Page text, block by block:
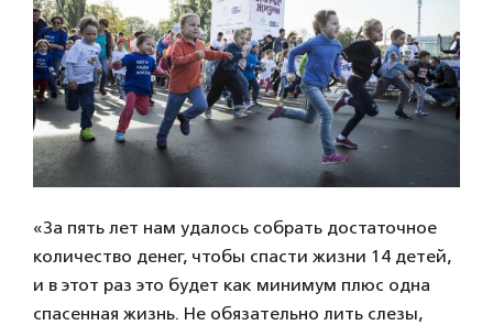
«За пять лет нам удалось собрать достаточное
количество денег, чтобы спасти жизни 14 детей,
и в этот раз это будет как минимум плюс одна
спасенная жизнь. Не обязательно лить слезы,